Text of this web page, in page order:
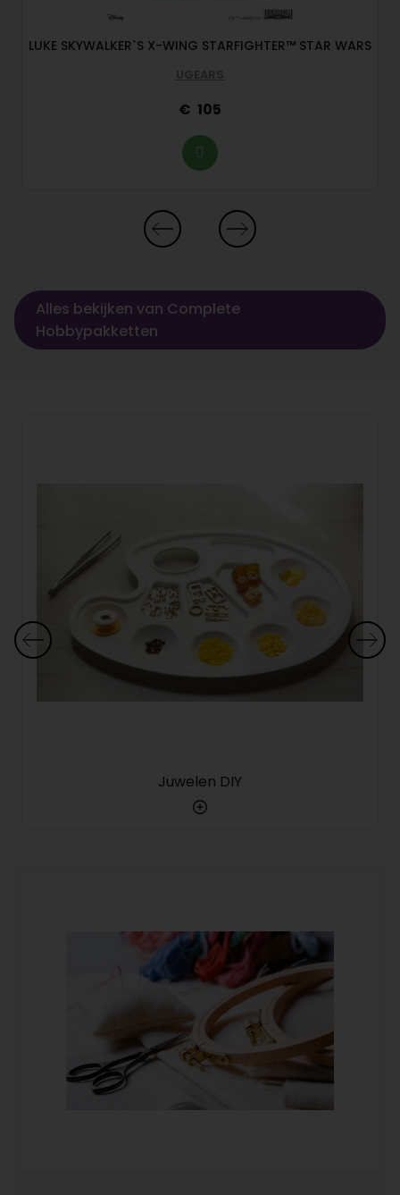
LUKE SKYWALKER`S X-WING STARFIGHTER™ STAR WARS
UGEARS
105
Alles bekijken van Complete
Hobbypakketten
Juwelen DIY